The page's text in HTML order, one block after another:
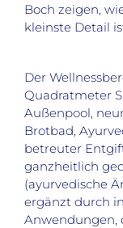
Boch zeigen,
kleinste Detail
Der
Quadratmeter
Außenpool,
Brotbad,
betreuter
ganzheitlich
(ayurvedische
ergänzt durch
Anwendungen,